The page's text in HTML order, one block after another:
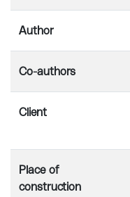
Author
Co-authors
Client
Place of
construction